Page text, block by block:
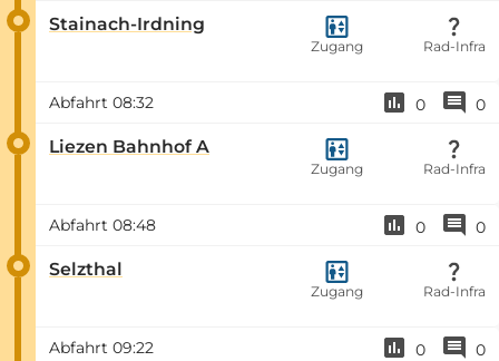
Stainach-Irdning
Zugang Rad-Infra
Abfahrt 08:32 0 0
Liezen Bahnhof A
Zugang Rad-Infra
Abfahrt 08:48 0 0
Selzthal
Zugang Rad-Infra
Abfahrt 09:22 0 0